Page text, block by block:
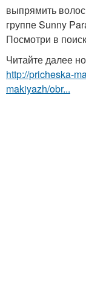
выпрямить
группе Sunny
Посмотри в
Читайте далее
http://pricheska-
makiyazh/obr...